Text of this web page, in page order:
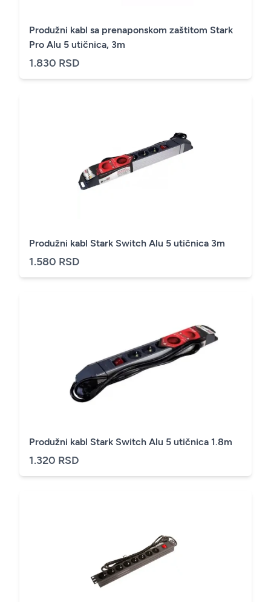
Produžni kabl sa prenaponskom zaštitom Stark
Pro Alu 5 utičnica, 3m
1.830 RSD
Produžni kabl Stark Switch Alu 5 utičnica 3m
1.580 RSD
Produžni kabl Stark Switch Alu 5 utičnica 1.8m
1.320 RSD